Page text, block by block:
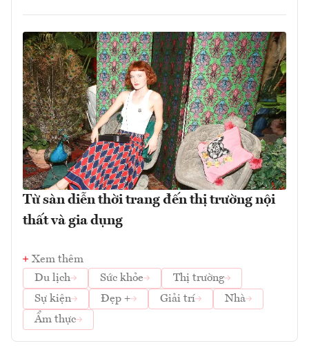
Từ sàn diễn thời trang đến thị trường nội
thất và gia dụng
Xem thêm
Du lịch
Sức khỏe
Thị trường
Sự kiện
Đẹp + Giải trí
Nhà
Ẩm thực